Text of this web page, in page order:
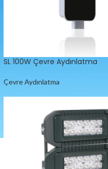
SL 100W Çevre Aydınlatma
Çevre Aydınlatma